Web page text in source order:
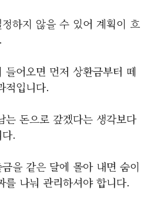
하지 않을 수 있어 계획이 흐
들어오면 먼저 상환금부터 떼
적입니다.
는 돈으로 갚겠다는 생각보다
.
을 같은 달에 몰아 내면 숨이
를 나눠 관리하셔야 합니다.